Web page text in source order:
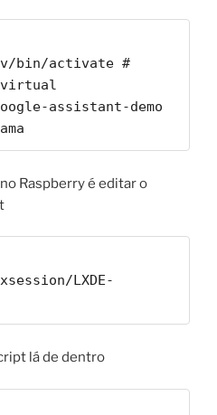
bin/activate #
virtual
assistant-demo
Raspberry é editar o
LXDE-
lá de dentro